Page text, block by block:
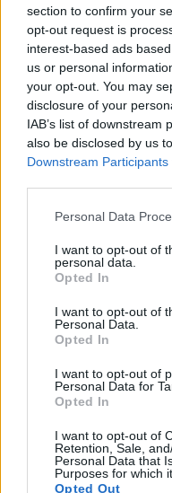
section to confirm your
opt-out request is
interest-based ads
us or personal
your opt-out. You may
disclosure of your
IAB’s list of downstream
also be disclosed by us
Downstream Participants
Personal Data
I want to opt-out of
personal data.
Opted In
I want to opt-out of
Personal Data.
Opted In
I want to opt-out of
Personal Data for
Opted In
I want to opt-out of
Retention, Sale,
Personal Data that
Purposes for which
Opted Out